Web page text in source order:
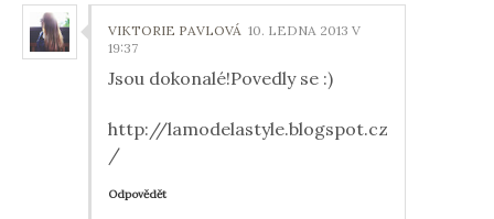
VIKTORIE PAVLOVÁ 10. LEDNA 2013 V
19:37
Jsou dokonalé!Povedly se :)
http://lamodelastyle.blogspot.cz
/
Odpovědět